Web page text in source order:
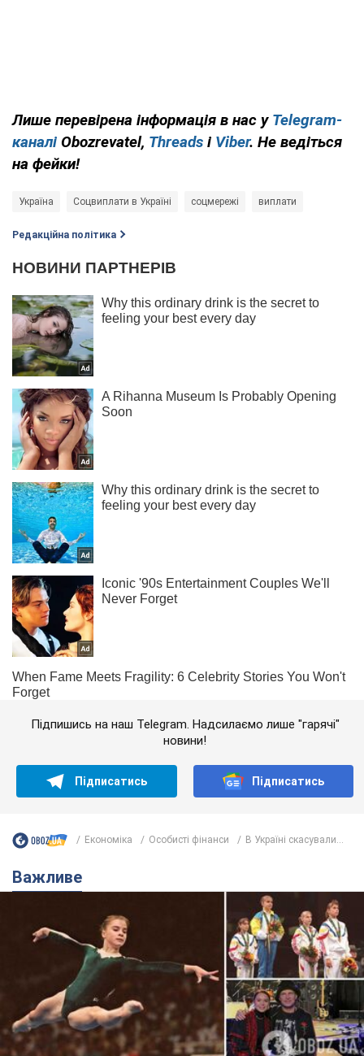
Лише перевірена інформація в нас у Telegram-
каналі Obozrevatel, Threads і Viber. Не ведіться
на фейки!
Україна Соцвиплати в Україні соцмережі виплати
Редакційна політика
Підпишись на наш Telegram. Надсилаємо лише "гарячі"
новини!
Підписатись Підписатись
Економіка Особисті фінанси В Україні скасували...
Важливе